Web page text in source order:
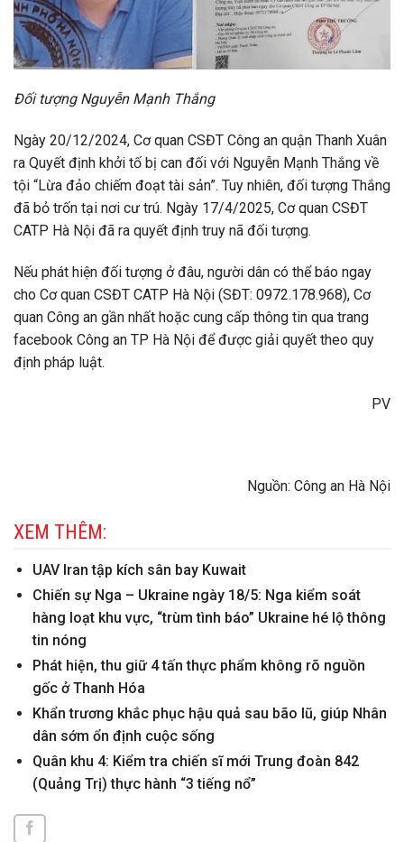
Đối tượng Nguyễn Mạnh Thắng
Ngày 20/12/2024, Cơ quan CSĐT Công an quận Thanh Xuân
ra Quyết định khởi tố bị can đối với Nguyễn Mạnh Thắng về
tội “Lừa đảo chiếm đoạt tài sản”. Tuy nhiên, đối tượng Thắng
đã bỏ trốn tại nơi cư trú. Ngày 17/4/2025, Cơ quan CSĐT
CATP Hà Nội đã ra quyết định truy nã đối tượng.
Nếu phát hiện đối tượng ở đâu, người dân có thể báo ngay
cho Cơ quan CSĐT CATP Hà Nội (SĐT: 0972.178.968), Cơ
quan Công an gần nhất hoặc cung cấp thông tin qua trang
facebook Công an TP Hà Nội để được giải quyết theo quy
định pháp luật.
PV
Nguồn: Công an Hà Nội
XEM THÊM:
UAV Iran tập kích sân bay Kuwait
Chiến sự Nga – Ukraine ngày 18/5: Nga kiểm soát
hàng loạt khu vực, “trùm tình báo” Ukraine hé lộ thông
tin nóng
Phát hiện, thu giữ 4 tấn thực phẩm không rõ nguồn
gốc ở Thanh Hóa
Khẩn trương khắc phục hậu quả sau bão lũ, giúp Nhân
dân sớm ổn định cuộc sống
Quân khu 4: Kiểm tra chiến sĩ mới Trung đoàn 842
(Quảng Trị) thực hành “3 tiếng nổ”